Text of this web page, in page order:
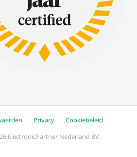
Privacy
Cookiebeleid
ElectronicPartner Nederland BV.